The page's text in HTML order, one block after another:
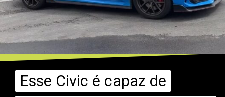
Esse Civic é capaz de
Esse Civic é capaz de